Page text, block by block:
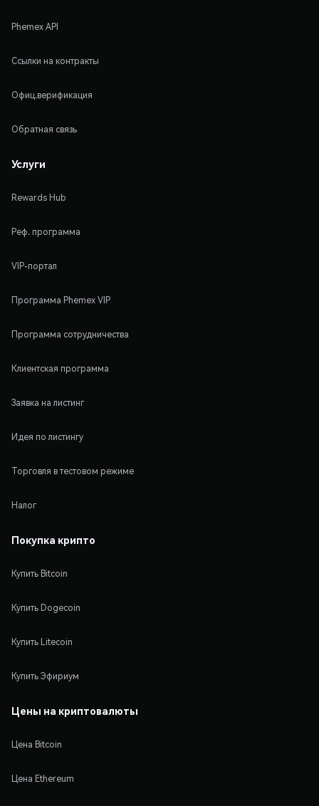
Phemex API
Ссылки на контракты
Офиц.верификация
Обратная связь
Услуги
Rewards Hub
Реф. программа
VIP-портал
Программа Phemex VIP
Программа сотрудничества
Клиентская программа
Заявка на листинг
Идея по листингу
Торговля в тестовом режиме
Налог
Покупка крипто
Купить Bitcoin
Купить Dogecoin
Купить Litecoin
Купить Эфириум
Цены на криптовалюты
Цена Bitcoin
Цена Ethereum